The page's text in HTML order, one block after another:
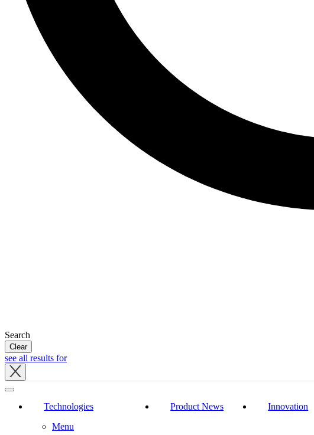
Search
Clear
see all results for
tray
Technologies
Menu
Product News Innovation